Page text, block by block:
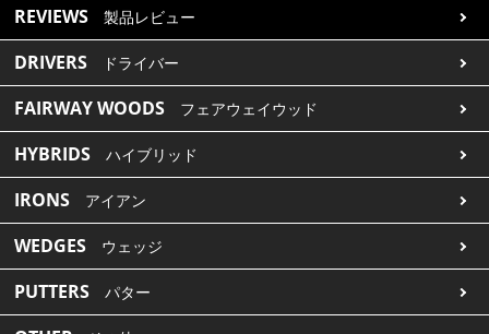
REVIEWS 製品レビュー
DRIVERS ドライバー
FAIRWAY WOODS フェアウェイウッド
HYBRIDS ハイブリッド
IRONS アイアン
WEDGES ウェッジ
PUTTERS パター